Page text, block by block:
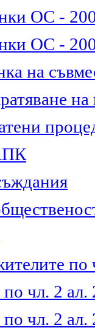
ОС -
ОС -
на
по
чл. 2 ал.
чл. 2 ал.